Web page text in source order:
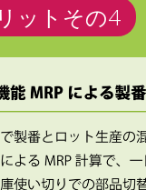
ットその4